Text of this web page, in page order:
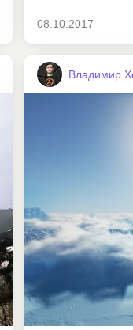
08.10.2017
Владимир